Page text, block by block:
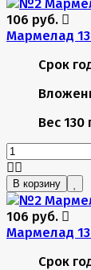
106 руб.
Мармелад
Срок
Вес 130
В корзину
106 руб.
Мармелад
Срок